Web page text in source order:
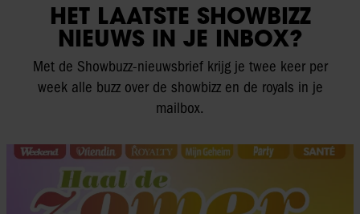
HET LAATSTE SHOWBIZZ
NIEUWS IN JE INBOX?
Met de Showbuzz-nieuwsbrief krijg je twee keer per
week alle buzz over de showbizz en de royals in je
mailbox.